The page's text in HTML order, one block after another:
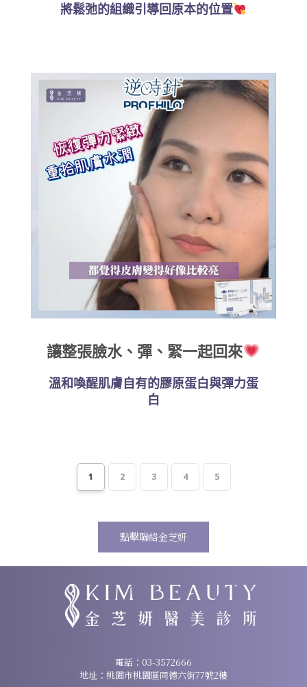
將鬆弛的組織引導回原本的位置
讓整張臉水、彈、緊一起回來
溫和喚醒肌膚自有的膠原蛋白與彈力蛋
白
1 2 3 4 5
點擊聯絡金芝妍
03-3572666地址：桃園市桃園區同德六街77號2樓
電話： 03-3572666
地址：桃園市桃園區同德六街77號2樓